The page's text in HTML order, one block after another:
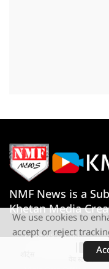
वेब स्टोरीज़
NMF News is a
Khetan Media
Give us a Call
+91-080767 27261
We use cookies to
accept or reject